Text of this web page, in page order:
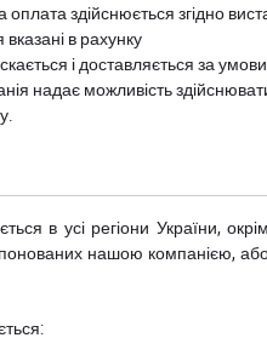
оплата здійснюється згідно
в рахунку
і доставляється за
надає можливість
.
в усі регіони України,
нашою компанією,